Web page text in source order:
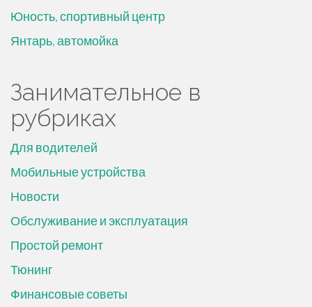
Юность, спортивный центр
Янтарь, автомойка
Занимательное в
рубриках
Для водителей
Мобильные устройства
Новости
Обслуживание и эксплуатация
Простой ремонт
Тюнинг
Финансовые советы